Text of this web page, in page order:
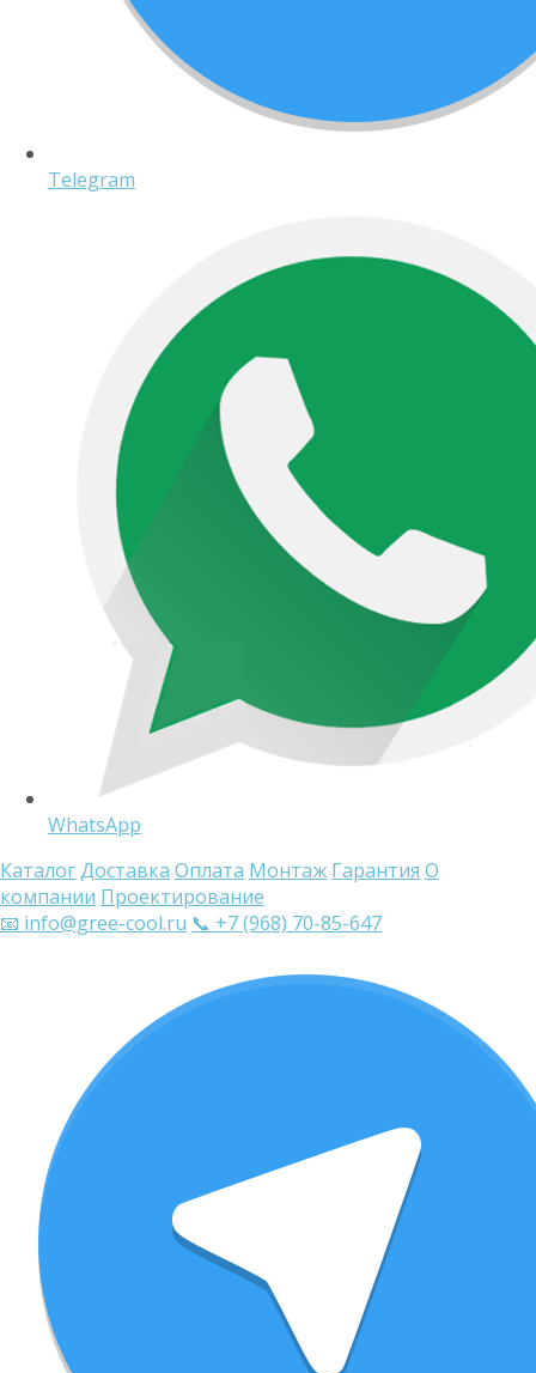
Telegram
WhatsApp
КаталогДоставка Оплата Монтаж Гарантия О
компании Проектирование
📧 info@gree-cool.ru 📞 +7 (968) 70-85-647